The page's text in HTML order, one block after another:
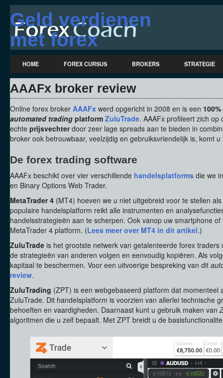
Geld verdienen
met forex
trading (forex
artikelen, forex
broker reviews,
forex strategie)
HOME FOREX CURSUS BROKERS STRATEGIE
AAAFx broker review
Online forex broker AAAFx werd opgericht in 2008 en is een
automated trading platform ZuluTrade. AAAFx profileert zich
echte prijsvechterdoor zeer lage spreads aan te bieden in
broker ook betrouwbaar, veelzijdig en gebruiksvriendelijk is, komt
De forex trading software
AAAFx beschikt over vier verschillende handelsplatforms die we
en Binary Options Web Trader.
MetaTrader 4 (MT4) hoeven we u niet uitgebreid voor te stellen
populaire handelsplatform reikt alle instrumenten en
handelsstrategieën aan te scherpen. Ook vanop uw smartphone
MetaTrader 4 platform. (Lees meer over MT4 in dit artikel.)
ZuluTrade is het grootste netwerk van getalenteerde forex
de strategieën van anderen volgen en eenvoudig kopiëren. Als
kapitaal te beschermen. Voor een uitvoerige bespreking van dit
review.
ZuluTrading (ZPT) is een webgebaseerd platform dat
ZuluTrade. Dit handelsplatform is voorzien van allerlei technische
behoeften en vaardigheden. Daarnaast kunt u gebruik maken van
algoritmen die u zelf bepaalt. Met ZPT breidt u de